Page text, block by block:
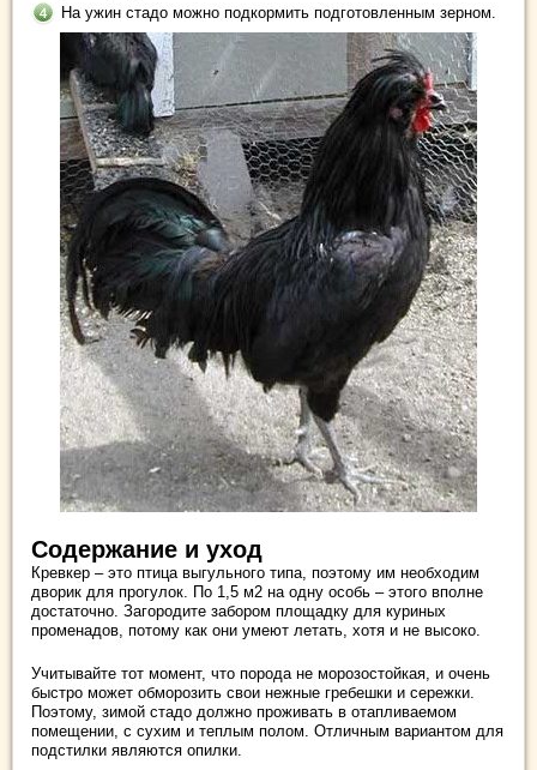
На ужин стадо можно подкормить подготовленным зерном.
Содержание и уход
Кревкер – это птица выгульного типа, поэтому им необходим
дворик для прогулок. По 1,5 м2 на одну особь – этого вполне
достаточно. Загородите забором площадку для куриных
променадов, потому как они умеют летать, хотя и не высоко.
Учитывайте тот момент, что порода не морозостойкая, и очень
быстро может обморозить свои нежные гребешки и сережки.
Поэтому, зимой стадо должно проживать в отапливаемом
помещении, с сухим и теплым полом. Отличным вариантом для
подстилки являются опилки.